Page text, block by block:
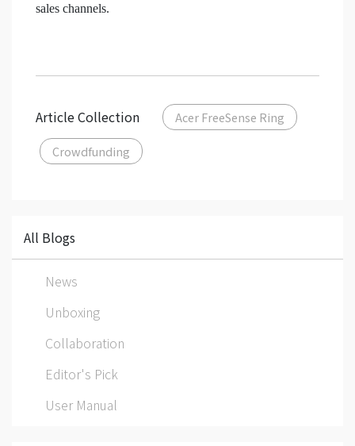
sales channels.
Article Collection Acer FreeSense Ring
Crowdfunding
All Blogs
News
Unboxing
Collaboration
Editor's Pick
User Manual